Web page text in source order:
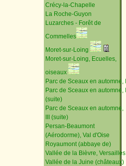
Crécy-la-Chapelle
La Roche-Guyon
Luzarches - Forêt de
Commelles
Moret-sur-Loing
Moret-sur-Loing, Ecuelles,
oiseaux
Parc de Sceaux en automne, I
Parc de Sceaux en automne, II
(suite)
Parc de Sceaux en automne,
III (suite)
Persan-Beaumont
(Aérodorme), Val d'Oise
Royaumont (abbaye de)
Vallée de la Bièvre, Versailles
Vallée de la Juine (châteaux)